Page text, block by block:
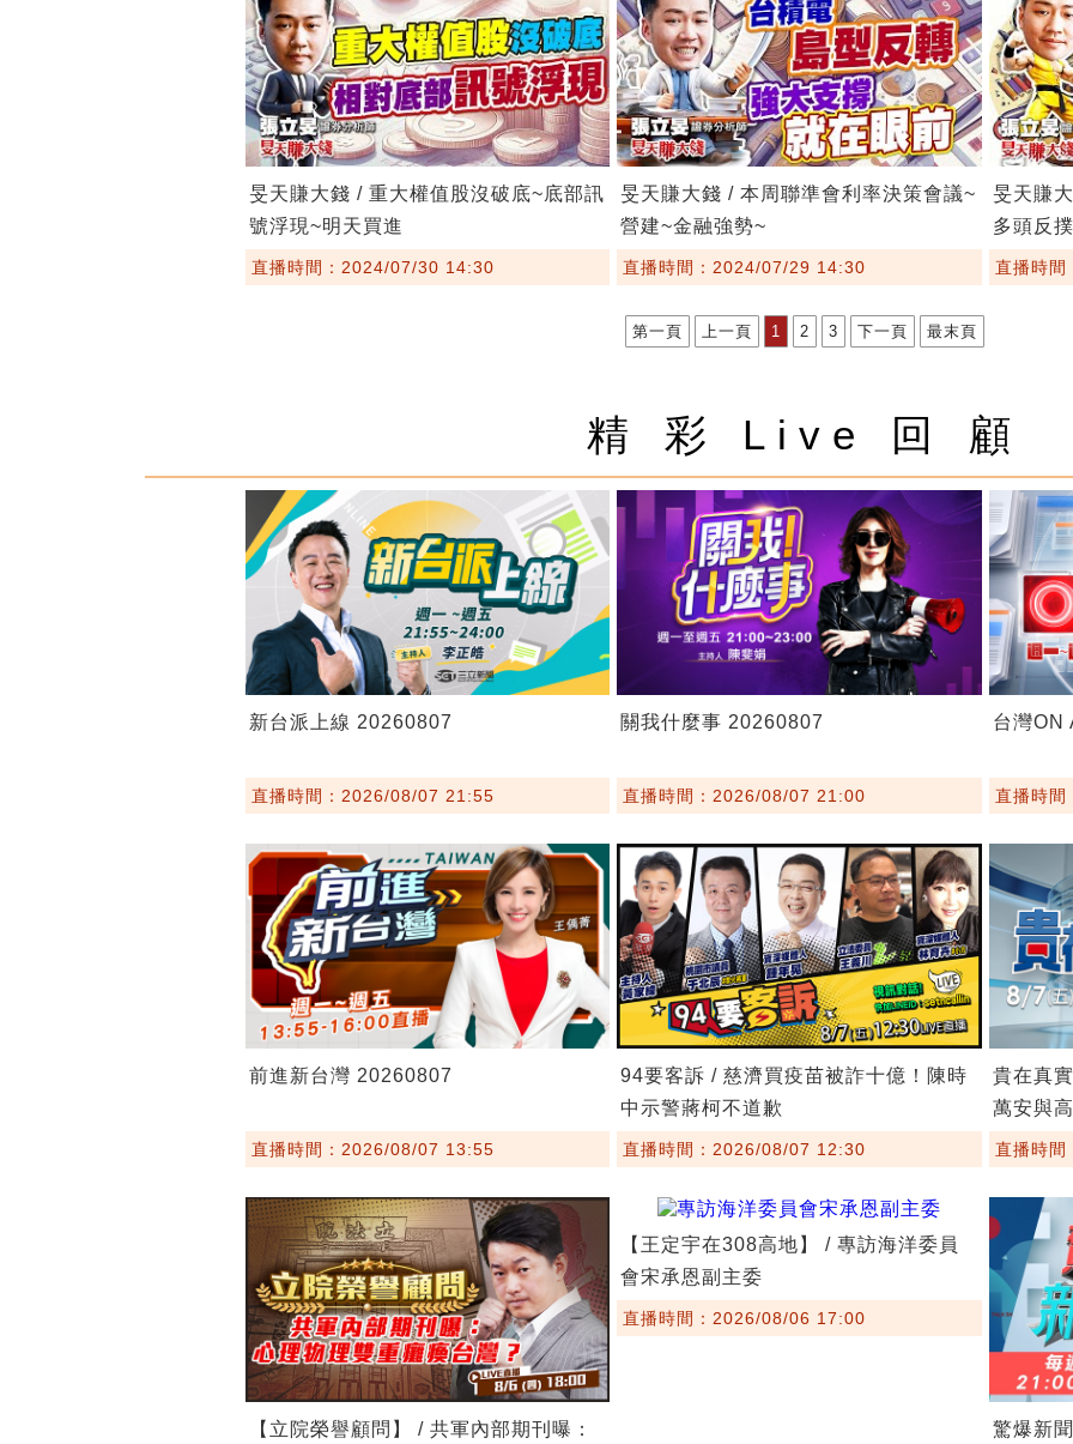
旻天賺大錢 / 重大權值股沒破底~底部訊
號浮現~明天買進
直播時間：2024/07/30 14:30
旻天賺大錢 / 本周聯準會利率決策會議~
營建~金融強勢~
直播時間：2024/07/29 14:30
旻天賺
多頭反
直播時
第一頁 上一頁 1 2 3 下一頁 最末頁
精 彩 Live 回 顧
新台派上線 20260807
直播時間：2026/08/07 21:55
關我什麼事 20260807
直播時間：2026/08/07 21:00
台灣ON
直播時
前進新台灣 20260807
直播時間：2026/08/07 13:55
94要客訴 / 慈濟買疫苗被詐十億！陳時
中示警蔣柯不道歉
直播時間：2026/08/07 12:30
貴在真
萬安與
直播時
【立院榮譽顧問】 / 共軍內部期刊曝：
【王定宇在308高地】 / 專訪海洋委員
會宋承恩副主委
直播時間：2026/08/06 17:00
驚爆新